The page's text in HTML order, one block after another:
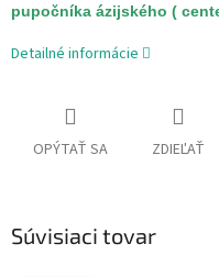
pupočníka ázijského (
Detailné informácie
OPÝTAŤ SA ZDIEĽAŤ
Súvisiaci tovar